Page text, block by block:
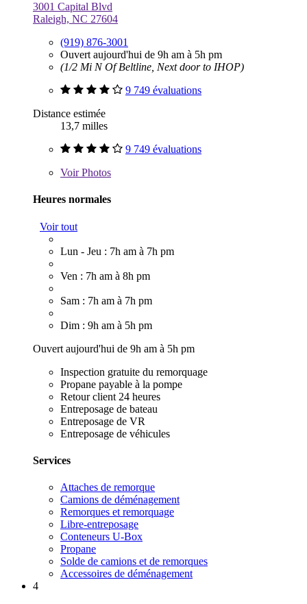
3001 Capital Blvd
Raleigh, NC 27604
(919) 876-3001
Ouvert aujourd'hui de 9h am à 5h pm
(1/2 Mi N Of Beltline, Next door to IHOP)
9 749 évaluations
Distance estimée
13,7 milles
9 749 évaluations
VoirPhotos
Heures normales
Voir tout
Lun - Jeu : 7h am à 7h pm
Ven : 7h am à 8h pm
Sam : 7h am à 7h pm
Dim : 9h am à 5h pm
Ouvert aujourd'hui de 9h am à 5h pm
Inspection gratuite du remorquage
Propane payable à la pompe
Retour client 24 heures
Entreposage de bateau
Entreposage de VR
Entreposage de véhicules
Services
Attaches de remorque
Camions de déménagement
Remorques et remorquage
Libre-entreposage
Conteneurs U-Box
Propane
Solde de camions et de remorques
Accessoires de déménagement
4